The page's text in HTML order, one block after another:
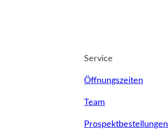
Service
Öffnungszeiten
Team
Prospektbestellungen